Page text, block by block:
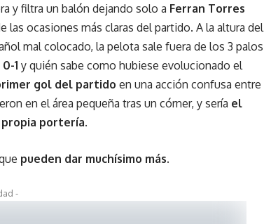
y filtra un balón dejando solo a Ferran Torres
las ocasiones más claras del partido. A la altura del
mal colocado, la pelota sale fuera de los 3 palos
1 y quién sabe como hubiese evolucionado el
gol del partido en una acción confusa entre
en el área pequeña tras un córner, y sería el
portería.
pueden dar muchísimo más.
-